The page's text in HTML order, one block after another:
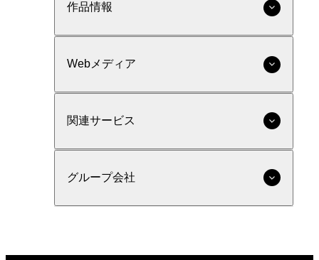
作品情報
Webメディア
関連サービス
グループ会社